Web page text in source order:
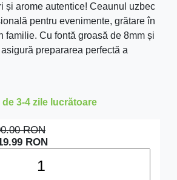
și arome autentice! Ceaunul uzbec
pentru evenimente, grătare în
familie. Cu fontă groasă de 8mm și
prepararea perfectă a
aromate.
3-4 zile lucrătoare
RON
RON